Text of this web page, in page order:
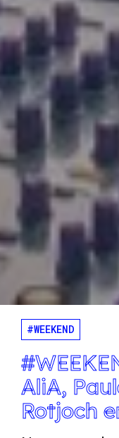
#WEEKEND
AliA,
Rotjoch